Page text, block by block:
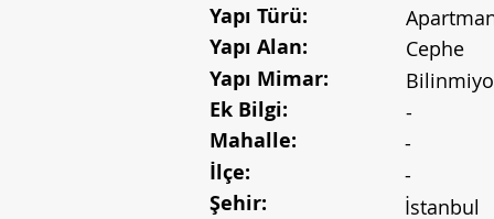
Yapı Türü:
Yapı Alan:
Yapı Mimar:
Ek Bilgi:
Mahalle:
İlçe:
Şehir:
Cephe
-
-
-
İstanbul